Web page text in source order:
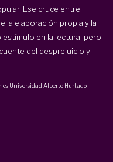
Ese cruce entre
la elaboración propia y la
en la lectura, pero
del desprejuicio y
Universidad Alberto Hurtado·